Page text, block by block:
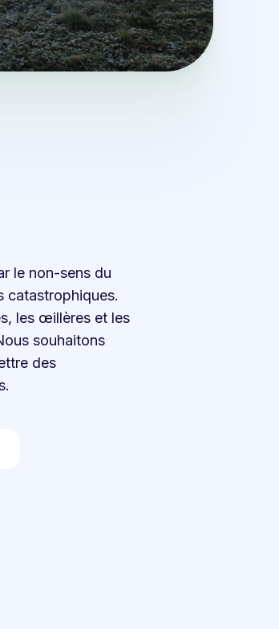
le non-sens du
catastrophiques.
les œillères et les
souhaitons
des